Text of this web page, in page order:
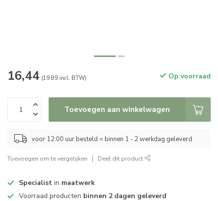
16,44 (19.89 incl. BTW) Op voorraad
Toevoegen aan winkelwagen
voor 12:00 uur besteld = binnen 1 - 2 werkdag geleverd
Toevoegen om te vergelijken Deel dit product
Specialist in maatwerk
Voorraad producten binnen 2 dagen geleverd